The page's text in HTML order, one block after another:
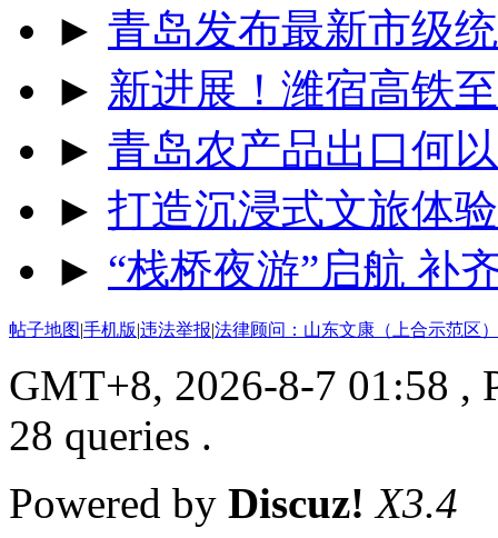
► 青岛发布最新市级
► 新进展！潍宿高铁
► 青岛农产品出口何
► 打造沉浸式文旅体
► “栈桥夜游”启航 补
帖子地图|手机版|违法举报|法律顾问：山东文康（上合示范区
GMT+8, 2026-8-7 01:58 ,
28 queries .
Powered by Discuz! X3.4